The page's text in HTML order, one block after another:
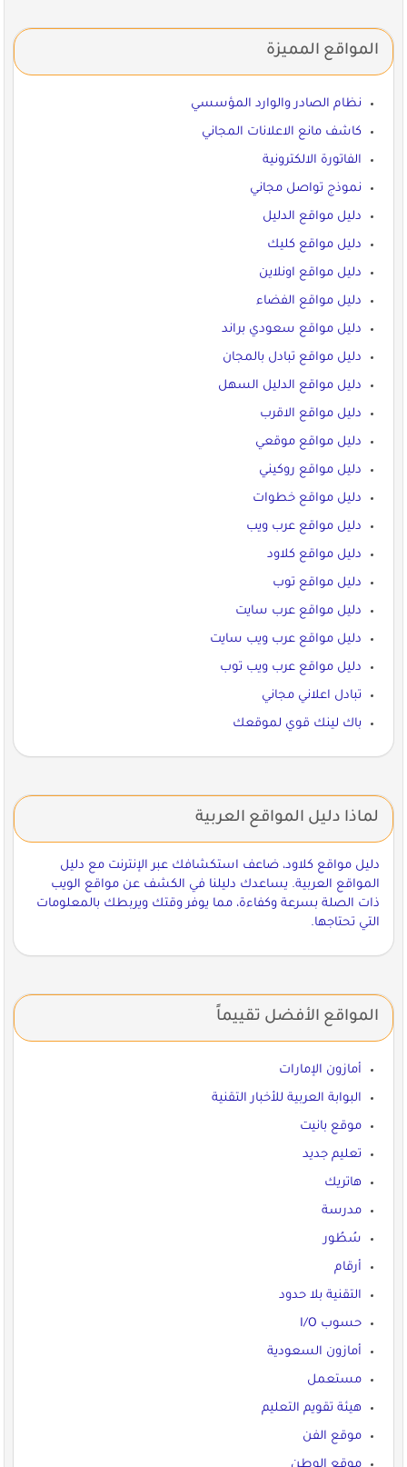
المواقع المميزة
نظام الصادر والوارد المؤسسي
كاشف مانع الاعلانات المجاني
الفاتورة الالكترونية
نموذج تواصل مجاني
دليل مواقع الدليل
دليل مواقع كليك
دليل مواقع اونلاين
دليل مواقع الفضاء
دليل مواقع سعودي براند
دليل مواقع تبادل بالمجان
دليل مواقع الدليل السهل
دليل مواقع الاقرب
دليل مواقع موقعي
دليل مواقع روكيني
دليل مواقع خطوات
دليل مواقع عرب ويب
دليل مواقع كلاود
دليل مواقع توب
دليل مواقع عرب سايت
دليل مواقع عرب ويب سايت
دليل مواقع عرب ويب توب
تبادل اعلاني مجاني
باك لينك قوي لموقعك
لماذا دليل المواقع العربية
دليل مواقع كلاود، ضاعف استكشافك عبر الإنترنت مع دليل
المواقع العربية. يساعدك دليلنا في الكشف عن مواقع الويب
ذات الصلة بسرعة وكفاءة، مما يوفر وقتك ويربطك بالمعلومات
التي تحتاجها.
المواقع الأفضل تقييماً
أمازون الإمارات
البوابة العربية للأخبار التقنية
موقع بانيت
تعليم جديد
هاتريك
مدرسة
سُطُور
أرقام
التقنية بلا حدود
حسوب I/O
أمازون السعودية
مستعمل
هيئة تقويم التعليم
موقع الفن